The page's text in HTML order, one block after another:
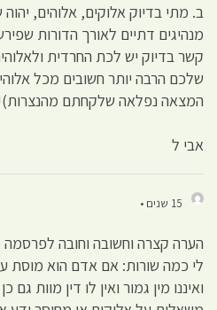
ב. מתי בדיוק אלוקים, אלוהים,
מנהיגים דתיים לאורך הדורות
קשר בדיוק יש לכת החרדית
שלכם הרבה יותר חשובים מכל
המצאה נפלאה שלקחתם
אבי ל
15 שנים •
הערה קצרה וחשובה וחובה
לי כמה שורות: אם אדם הוא מוסת
ואיננו מין גמור ואין לו דין מוות